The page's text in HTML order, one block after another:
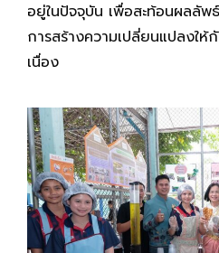
อยู่ในปัจจุบัน เพื่อสะท้อนผลลัพ
การสร้างความเปลี่ยนแปลงให้
เนื่อง